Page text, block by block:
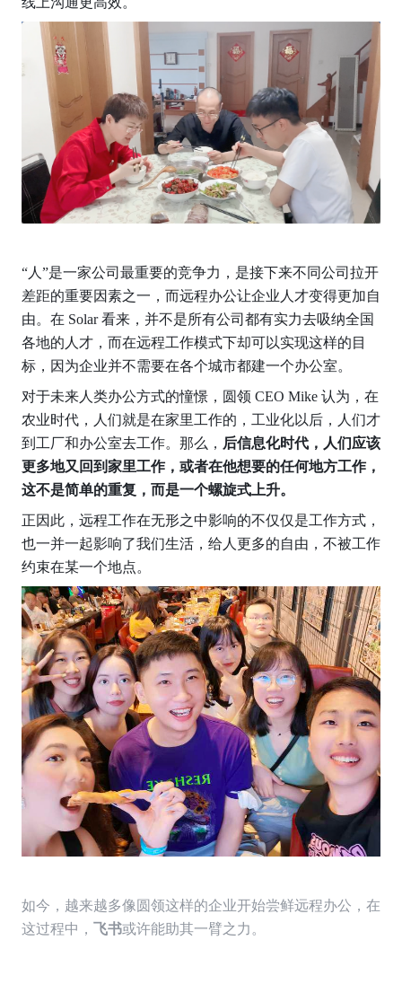
“人”是一家公司最重要的竞争力，是接下来不同公司拉开
差距的重要因素之一，而远程办公让企业人才变得更加自
由。在 Solar 看来，并不是所有公司都有实力去吸纳全国
各地的人才，而在远程工作模式下却可以实现这样的目
标，因为企业并不需要在各个城市都建一个办公室。
对于未来人类办公方式的憧憬，圆领 CEO Mike 认为，在
农业时代，人们就是在家里工作的，工业化以后，人们才
到工厂和办公室去工作。那么， 后信息化时代，人们应该
更多地又回到家里工作，或者在他想要的任何地方工作，
这不是简单的重复，而是一个螺旋式上升。
正因此，远程工作在无形之中影响的不仅仅是工作方式，
也一并一起影响了我们生活，给人更多的自由，不被工作
约束在某一个地点。
如今，越来越多像圆领这样的企业开始尝鲜远程办公，在
这过程中， 飞书或许能助其一臂之力。